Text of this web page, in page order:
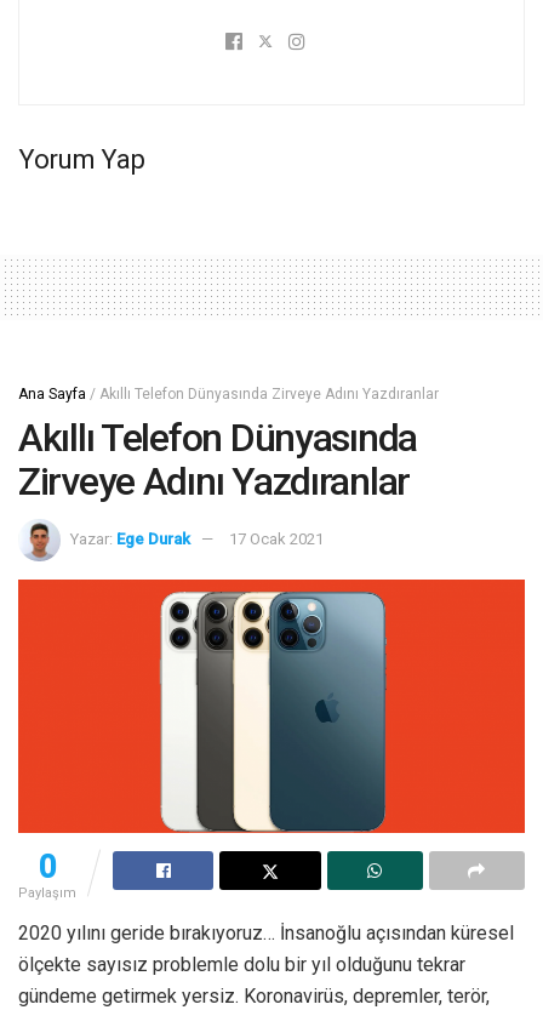
Yorum Yap
Ana Sayfa / Akıllı Telefon Dünyasında Zirveye Adını Yazdıranlar
Akıllı Telefon Dünyasında
Zirveye Adını Yazdıranlar
Yazar: Ege Durak 17 Ocak 2021
0
Paylaşım
2020 yılını geride bırakıyoruz… İnsanoğlu açısından küresel
ölçekte sayısız problemle dolu bir yıl olduğunu tekrar
gündeme getirmek yersiz. Koronavirüs, depremler, terör,